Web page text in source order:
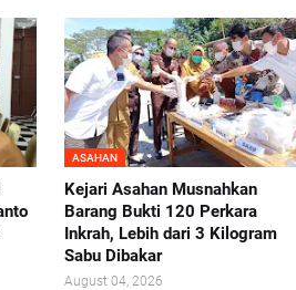
ASAHAN
Kejari Asahan Musnahkan
Barang Bukti 120 Perkara
Inkrah, Lebih dari 3 Kilogram
Sabu Dibakar
August 04, 2026